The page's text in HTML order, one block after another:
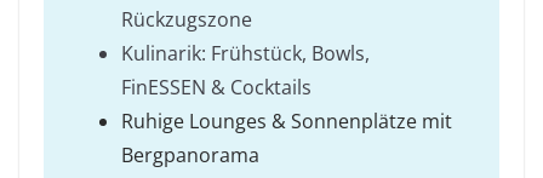
Rückzugszone
Kulinarik: Frühstück, Bowls,
FinESSEN & Cocktails
Ruhige Lounges & Sonnenplätze mit
Bergpanorama